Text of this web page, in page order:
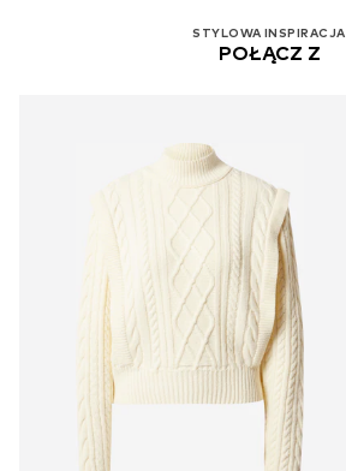
40 °C delikatne tkaniny
Suszyć w stanie rozłożonym
STYLOWA INSPIRACJA
POŁĄCZ Z